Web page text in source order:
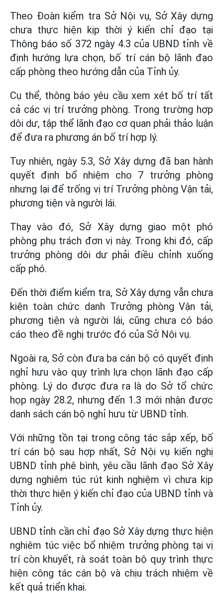
Theo Đoàn kiểm tra Sở Nội vụ, Sở Xây dựng
chưa thực hiện kịp thời ý kiến chỉ đạo tại
Thông báo số 372 ngày 4.3 của UBND tỉnh về
định hướng lựa chọn, bố trí cán bộ lãnh đạo
cấp phòng theo hướng dẫn của Tỉnh ủy.
Cụ thể, thông báo yêu cầu xem xét bố trí tất
cả các vị trí trưởng phòng. Trong trường hợp
dôi dư, tập thể lãnh đạo cơ quan phải thảo luận
để đưa ra phương án bố trí hợp lý.
Tuy nhiên, ngày 5.3, Sở Xây dựng đã ban hành
quyết định bổ nhiệm cho 7 trưởng phòng
nhưng lại để trống vị trí Trưởng phòng Vận tải,
phương tiện và người lái.
Thay vào đó, Sở Xây dựng giao một phó
phòng phụ trách đơn vị này. Trong khi đó, cấp
trưởng phòng dôi dư phải điều chỉnh xuống
cấp phó.
Đến thời điểm kiểm tra, Sở Xây dựng vẫn chưa
kiện toàn chức danh Trưởng phòng Vận tải,
phương tiện và người lái, cũng chưa có báo
cáo theo đề nghị trước đó của Sở Nội vụ.
Ngoài ra, Sở còn đưa ba cán bộ có quyết định
nghỉ hưu vào quy trình lựa chọn lãnh đạo cấp
phòng. Lý do được đưa ra là do Sở tổ chức
họp ngày 28.2, nhưng đến 1.3 mới nhận được
danh sách cán bộ nghỉ hưu từ UBND tỉnh.
Với những tồn tại trong công tác sắp xếp, bố
trí cán bộ sau hợp nhất, Sở Nội vụ kiến nghị
UBND tỉnh phê bình, yêu cầu lãnh đạo Sở Xây
dựng nghiêm túc rút kinh nghiệm vì chưa kịp
thời thực hiện ý kiến chỉ đạo của UBND tỉnh và
Tỉnh ủy.
UBND tỉnh cần chỉ đạo Sở Xây dựng thực hiện
nghiêm túc việc bổ nhiệm trưởng phòng tại vị
trí còn khuyết, rà soát toàn bộ quy trình thực
hiện công tác cán bộ và chịu trách nhiệm về
kết quả triển khai.